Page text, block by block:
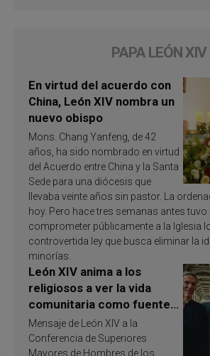
PAPA LEÓN XIV
En virtud del acuerdo con
China, León XIV nombra un
nuevo obispo
Mons. Chang Yanfeng, de 42
años, ha sido nombrado en virtud
del Acuerdo entre China y la Santa
Sede para una diócesis que
llevaba veinte años sin pastor. La
hoy. Pero hace tres semanas antes tuvo
comprometer públicamente a la Iglesia
controvertida ley que busca eliminar la
minorías.
León XIV anima a los
religiosos a ver la vida
comunitaria como fuente
de inspiración y
santificación
Mensaje de León XIV a la
Conferencia de Superiores
Mayores de Hombres de los